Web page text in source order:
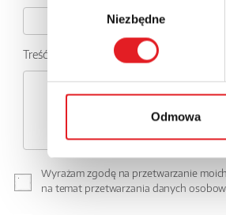
Niezbędne
Odmowa
Treść: *
Wyrażam zgodę na przetwarzanie
na temat przetwarzania danych